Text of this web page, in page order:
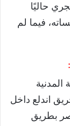
حاليًا
فيما لم
اندلع داخل
بطريق